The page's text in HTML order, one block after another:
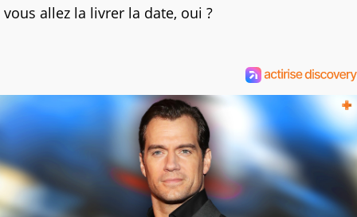
vous allez la livrer la date, oui ?